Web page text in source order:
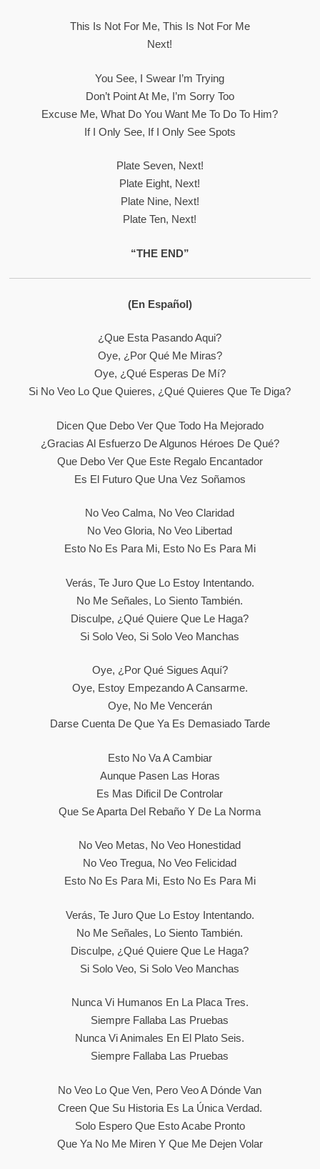
This Is Not For Me, This Is Not For Me
Next!
You See, I Swear I’m Trying
Don’t Point At Me, I’m Sorry Too
Excuse Me, What Do You Want Me To Do To Him?
If I Only See, If I Only See Spots
Plate Seven, Next!
Plate Eight, Next!
Plate Nine, Next!
Plate Ten, Next!
“THE END”
(En Español)
¿Que Esta Pasando Aqui?
Oye, ¿por Qué Me Miras?
Oye, ¿qué Esperas De Mí?
Si No Veo Lo Que Quieres, ¿qué Quieres Que Te Diga?
Dicen Que Debo Ver Que Todo Ha Mejorado
¿gracias Al Esfuerzo De Algunos Héroes De Qué?
Que Debo Ver Que Este Regalo Encantador
Es El Futuro Que Una Vez Soñamos
No Veo Calma, No Veo Claridad
No Veo Gloria, No Veo Libertad
Esto No Es Para Mi, Esto No Es Para Mi
Verás, Te Juro Que Lo Estoy Intentando.
No Me Señales, Lo Siento También.
Disculpe, ¿qué Quiere Que Le Haga?
Si Solo Veo, Si Solo Veo Manchas
Oye, ¿por Qué Sigues Aquí?
Oye, Estoy Empezando A Cansarme.
Oye, No Me Vencerán
Darse Cuenta De Que Ya Es Demasiado Tarde
Esto No Va A Cambiar
Aunque Pasen Las Horas
Es Mas Dificil De Controlar
Que Se Aparta Del Rebaño Y De La Norma
No Veo Metas, No Veo Honestidad
No Veo Tregua, No Veo Felicidad
Esto No Es Para Mi, Esto No Es Para Mi
Verás, Te Juro Que Lo Estoy Intentando.
No Me Señales, Lo Siento También.
Disculpe, ¿qué Quiere Que Le Haga?
Si Solo Veo, Si Solo Veo Manchas
Nunca Vi Humanos En La Placa Tres.
Siempre Fallaba Las Pruebas
Nunca Vi Animales En El Plato Seis.
Siempre Fallaba Las Pruebas
No Veo Lo Que Ven, Pero Veo A Dónde Van
Creen Que Su Historia Es La Única Verdad.
Solo Espero Que Esto Acabe Pronto
Que Ya No Me Miren Y Que Me Dejen Volar